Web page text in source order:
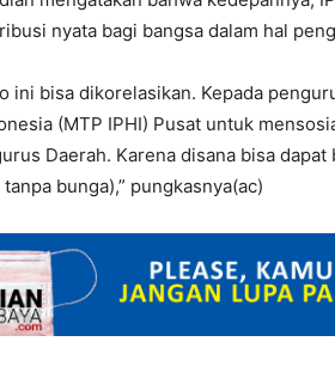
nyata bagi bangsa dalam hal
ini bisa dikorelasikan. Kepada
(MTP IPHI) Pusat untuk
Daerah. Karena disana bisa
bunga),” pungkasnya(ac)